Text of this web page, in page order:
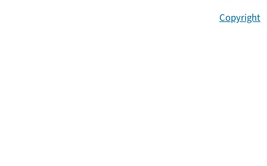
Copyright